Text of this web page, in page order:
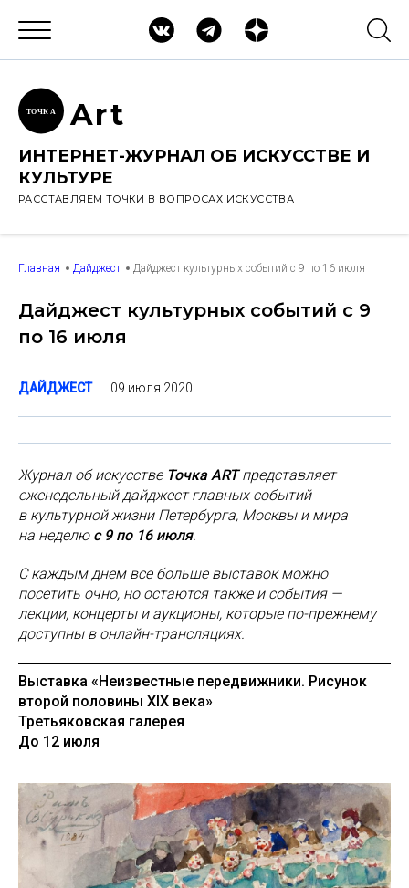
ТОЧК А Art
ИНТЕРНЕТ-ЖУРНАЛ ОБ ИСКУССТВЕ И
КУЛЬТУРЕ
РАССТАВЛЯЕМ ТОЧКИ В ВОПРОСАХ ИСКУССТВА
Главная Дайджест Дайджест культурных событий с 9 по 16 июля
Дайджест культурных событий с 9
по 16 июля
ДАЙДЖЕСТ 09 июля 2020
Журнал об искусстве Точка ARTпредставляет
еженедельный дайджест главных событий
в культурной жизни Петербурга, Москвы и мира
на неделю с 9 по 16 июля.
С каждым днем все больше выставок можно
посетить очно, но остаются также и события —
лекции, концерты и аукционы, которые по-прежнему
доступны в онлайн-трансляциях.
Выставка «Неизвестные передвижники. Рисунок
второй половины XIX века»
Третьяковская галерея
До 12 июля